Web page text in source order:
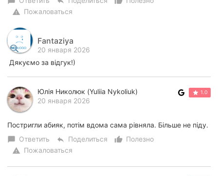
warning Пожаловаться
Fantaziya
20 января 2026
Дякуємо за відгук!)
Юлія Николюк (Yuliia Nykoliuk)
20 января 2026
1.0
Постригли абияк, потім вдома сама рівняла. Більше не піду.
chat_bubble Ответить reply Поделиться thumb_up_alt
Полезно
warning Пожаловаться